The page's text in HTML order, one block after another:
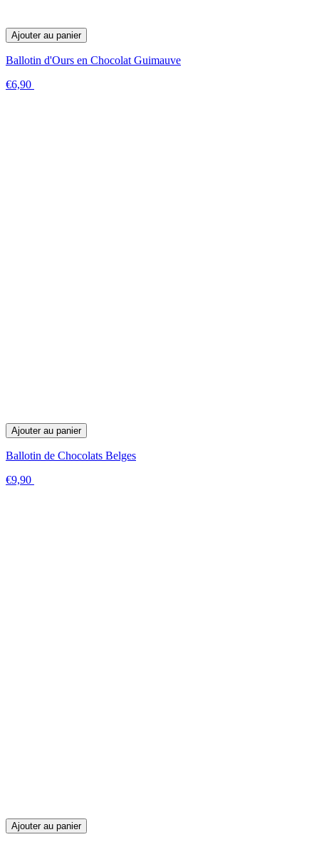
Ajouter au panier
Ballotin d'Ours en Chocolat Guimauve
€6,90
Ajouter au panier
Ballotin de Chocolats Belges
€9,90
Ajouter au panier